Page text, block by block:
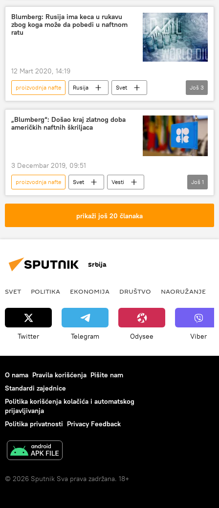
nafta
Blumberg: Rusija ima keca u rukavu
zbog koga može da pobedi u naftnom
ratu
12 Mart 2020, 14:19
proizvodnja nafte Rusija
Svet
Vesti
Blumberg
naftni rat
prednosti
Još 3
„Blumberg“: Došao kraj zlatnog doba
američkih naftnih škriljaca
3 Decembar 2019, 09:51
proizvodnja nafte Svet
Vesti
OPEK
škriljci
Još 1
prikaži još 20 članaka
Srbija
SVET POLITIKA EKONOMIJA DRUŠTVO NAORUŽANJE
Twitter Telegram Odysee Viber
O nama Pravila korišćenja Pišite nam
Standardi zajednice
Politika korišćenja kolačića i automatskog
prijavljivanja
Politika privatnosti Privacy Feedback
© 2026 Sputnik Sva prava zadržana. 18+